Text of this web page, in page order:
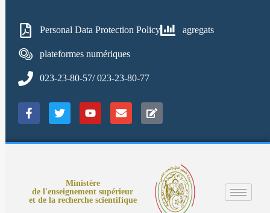
Personal Data Protection Policy agregats
plateformes numériques
023-23-80-57/ 023-23-80-77
Ministère
de l'enseignement supérieur
et de la recherche scientifique